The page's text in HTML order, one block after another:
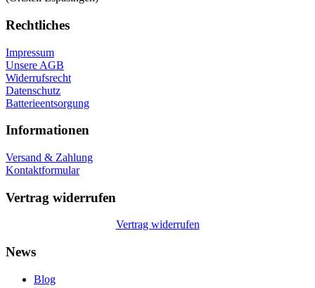
Rechtliches
Impressum
Unsere AGB
Widerrufsrecht
Datenschutz
Batterieentsorgung
Informationen
Versand & Zahlung
Kontaktformular
Vertrag widerrufen
Vertrag widerrufen
News
Blog